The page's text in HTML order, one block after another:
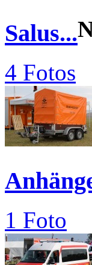
Salus...
4 Fotos
1 Foto